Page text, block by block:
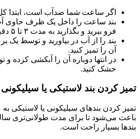
اگر ساعت شما ضدآب است، ابتدا
بند ساعت را داخل یک ظرف حاوی
فرو ببرید و بگذارید به مدت ۳ تا ۵ دقیقه بماند.
بند را از آب در بیاورید و توسط
آن را تمیز کنید.
در انتها دوباره آن را آبکشی کرده
خشک کنید.
تمیز کردن بند لاستیکی یا سیلیکونی
تمیز کردن بندهای سیلیکونی یا لاستیکی
باعث می‌شود تا برای مدت طولانی‌تری
بندها بسیار راحت است.